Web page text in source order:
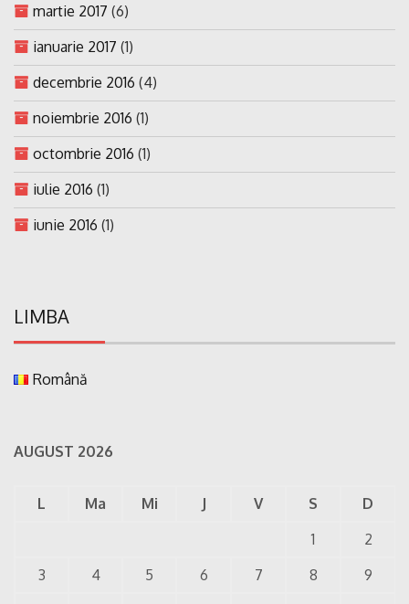
martie 2017 (6)
ianuarie 2017 (1)
decembrie 2016 (4)
noiembrie 2016 (1)
octombrie 2016 (1)
iulie 2016 (1)
iunie 2016 (1)
LIMBA
Română
AUGUST 2026
L Ma Mi J V S
D
1
2
3
4 5 6 7 8
9